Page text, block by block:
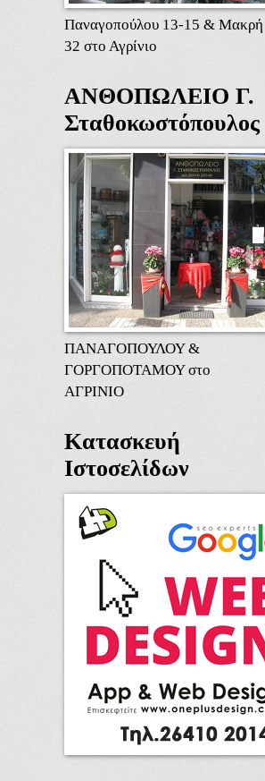
Παναγοπούλου 13-15 & Μακρή
32 στο Αγρίνιο
ΑΝΘΟΠΩΛΕΙΟ Γ.
Σταθοκωστόπουλος
ΠΑΝΑΓΟΠΟΥΛΟΥ &
ΓΟΡΓΟΠΟΤΑΜΟΥ στο
ΑΓΡΙΝΙΟ
Κατασκευή
Ιστοσελίδων